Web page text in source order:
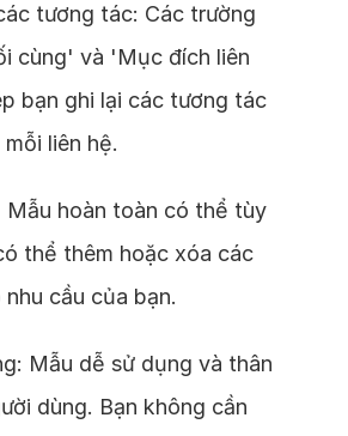
tương tác: Các trường
cùng' và 'Mục đích liên
bạn ghi lại các tương tác
liên hệ.
Mẫu hoàn toàn có thể tùy
thể thêm hoặc xóa các
cầu của bạn.
Mẫu dễ sử dụng và thân
dùng. Bạn không cần